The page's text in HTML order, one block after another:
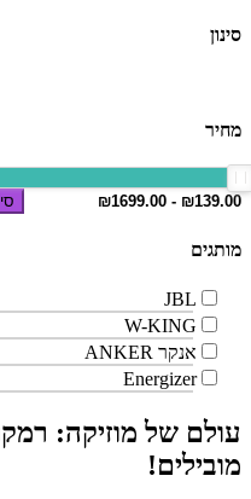
סינון
מחיר
מותגים
JBL
W-KING
אנקר ANKER
Energizer
עולם של מוזיקה:
מובילים!